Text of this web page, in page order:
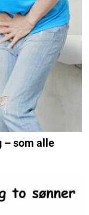
– som alle